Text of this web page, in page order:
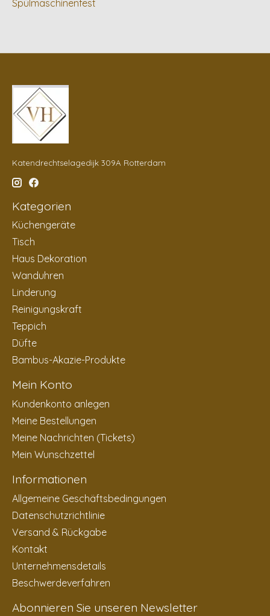
Spülmaschinenfest
Katendrechtselagedijk 309A Rotterdam
Kategorien
Küchengeräte
Tisch
Haus Dekoration
Wanduhren
Linderung
Reinigungskraft
Teppich
Düfte
Bambus-Akazie-Produkte
Mein Konto
Kundenkonto anlegen
Meine Bestellungen
Meine Nachrichten (Tickets)
Mein Wunschzettel
Informationen
Allgemeine Geschäftsbedingungen
Datenschutzrichtlinie
Versand & Rückgabe
Kontakt
Unternehmensdetails
Beschwerdeverfahren
Abonnieren Sie unseren Newsletter